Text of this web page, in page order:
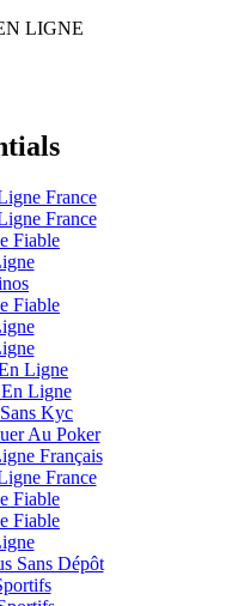
LIGNE
France
France
Fiable
Fiable
Ligne
Ligne
Kyc
Au Poker
Français
France
Fiable
Fiable
Sans Dépôt